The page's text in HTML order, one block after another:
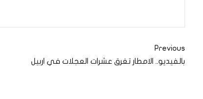
Previous
بالفيديو.. الامطار تغرق عشرات العجلات في اربيل